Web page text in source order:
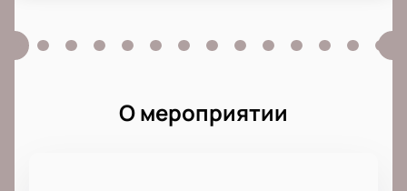
О мероприятии